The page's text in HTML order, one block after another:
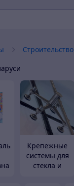
Строительство
Крепежные
системы для
стекла и